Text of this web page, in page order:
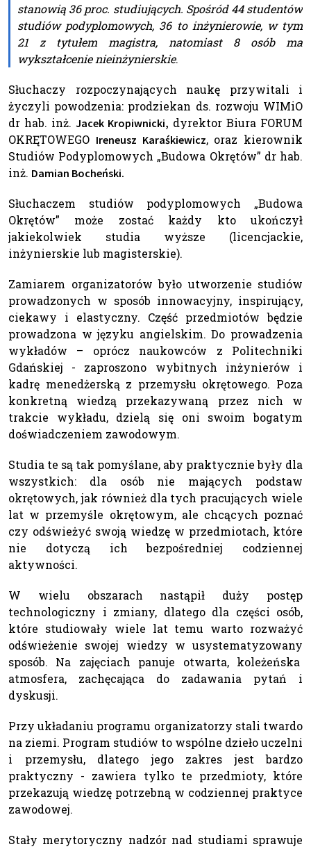
stanowią 36 proc. studiujących. Spośród 44 studentów
studiów podyplomowych, 36 to inżynierowie, w tym
21 z tytułem magistra, natomiast 8 osób ma
wykształcenie nieinżynierskie.
Słuchaczy rozpoczynających naukę przywitali i
życzyli powodzenia: prodziekan ds. rozwoju WIMiO
dr hab. inż. Jacek Kropiwnicki, dyrektor Biura FORUM
OKRĘTOWEGO Ireneusz Karaśkiewicz, oraz kierownik
Studiów Podyplomowych „Budowa Okrętów” dr hab.
inż. Damian Bocheński.
Słuchaczem studiów podyplomowych „Budowa
Okrętów” może zostać każdy kto ukończył
jakiekolwiek studia wyższe (licencjackie,
inżynierskie lub magisterskie).
Zamiarem organizatorów było utworzenie studiów
prowadzonych w sposób innowacyjny, inspirujący,
ciekawy i elastyczny. Część przedmiotów będzie
prowadzona w języku angielskim. Do prowadzenia
wykładów – oprócz naukowców z Politechniki
Gdańskiej - zaproszono wybitnych inżynierów i
kadrę menedżerską z przemysłu okrętowego. Poza
konkretną wiedzą przekazywaną przez nich w
trakcie wykładu, dzielą się oni swoim bogatym
doświadczeniem zawodowym.
Studia te są tak pomyślane, aby praktycznie były dla
wszystkich: dla osób nie mających podstaw
okrętowych, jak również dla tych pracujących wiele
lat w przemyśle okrętowym, ale chcących poznać
czy odświeżyć swoją wiedzę w przedmiotach, które
nie dotyczą ich bezpośredniej codziennej
aktywności.
W wielu obszarach nastąpił duży postęp
technologiczny i zmiany, dlatego dla części osób,
które studiowały wiele lat temu warto rozważyć
odświeżenie swojej wiedzy w usystematyzowany
sposób. Na zajęciach panuje otwarta, koleżeńska
atmosfera, zachęcająca do zadawania pytań i
dyskusji.
Przy układaniu programu organizatorzy stali twardo
na ziemi. Program studiów to wspólne dzieło uczelni
i przemysłu, dlatego jego zakres jest bardzo
praktyczny - zawiera tylko te przedmioty, które
przekazują wiedzę potrzebną w codziennej praktyce
zawodowej.
Stały merytoryczny nadzór nad studiami sprawuje